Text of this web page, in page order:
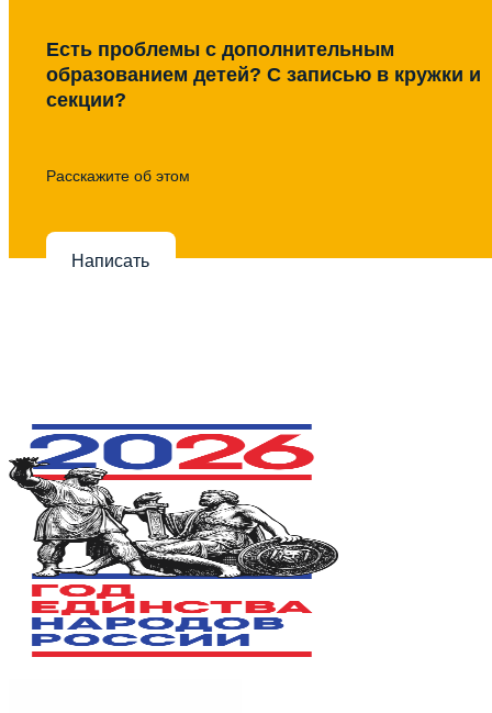
Есть проблемы с дополнительным
образованием детей? С записью в кружки и
секции?
Расскажите об этом
Написать